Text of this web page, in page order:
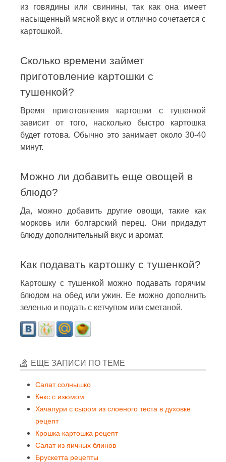
из говядины или свинины, так как она имеет
насыщенный мясной вкус и отлично сочетается с
картошкой.
Сколько времени займет
приготовление картошки с
тушенкой?
Время приготовления картошки с тушенкой
зависит от того, насколько быстро картошка
будет готова. Обычно это занимает около 30-40
минут.
Можно ли добавить еще овощей в
блюдо?
Да, можно добавить другие овощи, такие как
морковь или болгарский перец. Они придадут
блюду дополнительный вкус и аромат.
Как подавать картошку с тушенкой?
Картошку с тушенкой можно подавать горячим
блюдом на обед или ужин. Ее можно дополнить
зеленью и подать с кетчупом или сметаной.
ЕЩЕ ЗАПИСИ ПО ТЕМЕ
Салат солнышко
Кекс с изюмом
Хачапури с сыром из слоеного теста в духовке
рецепт
Крошка картошка рецепт
Салат из яичных блинов
Брускетта рецепты